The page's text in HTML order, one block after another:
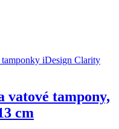
vatové tampony,
cm